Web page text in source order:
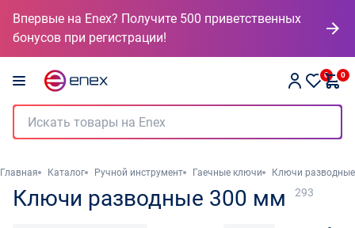
Впервые на Enex? Получите 500 приветственных
бонусов при регистрации!
0 0
Главная Каталог Ручной инструмент Гаечные ключи Ключи разводные
Ключи разводные 300 мм 293